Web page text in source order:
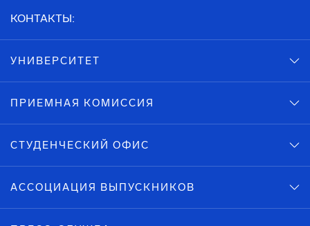
КОНТАКТЫ:
УНИВЕРСИТЕТ
ПРИЕМНАЯ КОМИССИЯ
СТУДЕНЧЕСКИЙ ОФИС
АССОЦИАЦИЯ ВЫПУСКНИКОВ